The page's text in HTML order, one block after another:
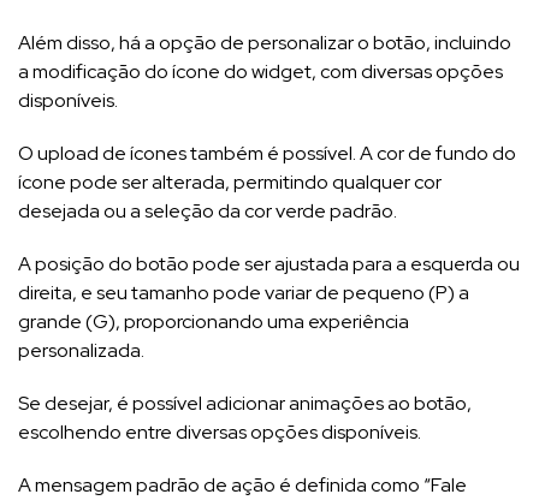
Além disso, há a opção de personalizar o botão, incluindo
a modificação do ícone do widget, com diversas opções
disponíveis.
O upload de ícones também é possível. A cor de fundo do
ícone pode ser alterada, permitindo qualquer cor
desejada ou a seleção da cor verde padrão.
A posição do botão pode ser ajustada para a esquerda ou
direita, e seu tamanho pode variar de pequeno (P) a
grande (G), proporcionando uma experiência
personalizada.
Se desejar, é possível adicionar animações ao botão,
escolhendo entre diversas opções disponíveis.
A mensagem padrão de ação é definida como “Fale